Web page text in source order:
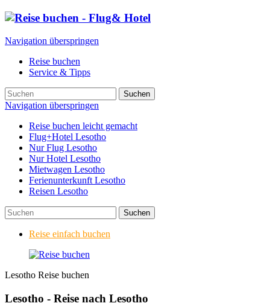
Navigation überspringen
Reise buchen
Service & Tipps
Suchen
Navigation überspringen
Reise buchen leicht gemacht
Flug+Hotel Lesotho
Nur Flug Lesotho
Nur Hotel Lesotho
Mietwagen Lesotho
Ferienunterkunft Lesotho
Reisen Lesotho
Suchen
Reise einfach buchen
Lesotho Reise buchen
Lesotho - Reise nach Lesotho